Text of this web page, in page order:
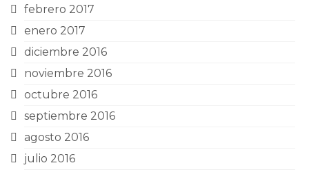
febrero 2017
enero 2017
diciembre 2016
noviembre 2016
octubre 2016
septiembre 2016
agosto 2016
julio 2016